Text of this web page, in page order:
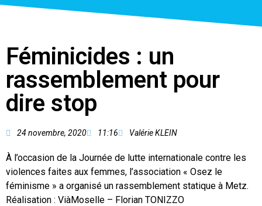
Féminicides : un
rassemblement pour
dire stop
24 novembre, 2020 11:16 Valérie KLEIN
À l’occasion de la Journée de lutte internationale contre les
violences faites aux femmes, l’association « Osez le
féminisme » a organisé un rassemblement statique à Metz.
Réalisation : ViàMoselle – Florian TONIZZO